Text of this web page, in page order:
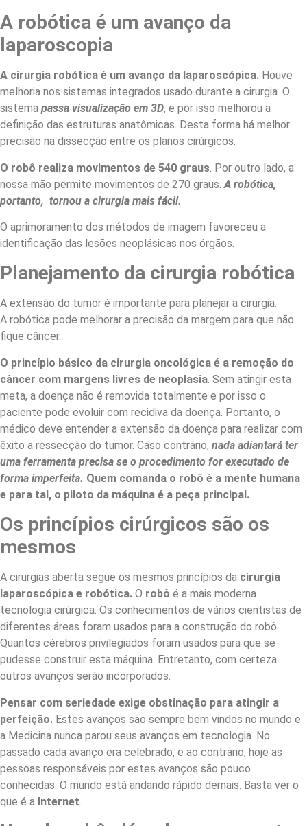
A robótica é um avanço da
laparoscopia
A cirurgia robótica é um avanço da laparoscópica. Houve
melhoria nos sistemas integrados usado durante a cirurgia. O
sistema passa visualização em 3D, e por isso melhorou a
definição das estruturas anatômicas. Desta forma há melhor
precisão na dissecção entre os planos cirúrgicos.
O robô realiza movimentos de 540 graus . Por outro lado, a
nossa mão permite movimentos de 270 graus. A robótica,
portanto, tornou a cirurgia mais fácil.
O aprimoramento dos métodos de imagem favoreceu a
identificação das lesões neoplásicas nos órgãos.
Planejamento da cirurgia robótica
A extensão do tumor é importante para planejar a cirurgia.
A robótica pode melhorar a precisão da margem para que não
fique câncer.
O princípio básico da cirurgia oncológica é a remoção do
câncer com margens livres de neoplasia . Sem atingir esta
meta, a doença não é removida totalmente e por isso o
paciente pode evoluir com recidiva da doença. Portanto, o
médico deve entender a extensão da doença para realizar com
êxito a ressecção do tumor. Caso contrário, nada adiantará ter
uma ferramenta precisa se o procedimento for executado de
forma imperfeita. Quem comanda o robô é a mente humana
e para tal, o piloto da máquina é a peça principal.
Os princípios cirúrgicos são os
mesmos
A cirurgias aberta segue os mesmos princípios da cirurgia
laparoscópica e robótica. O robô é a mais moderna
tecnologia cirúrgica. Os conhecimentos de vários cientistas de
diferentes áreas foram usados para a construção do robô.
Quantos cérebros privilegiados foram usados para que se
pudesse construir esta máquina. Entretanto, com certeza
outros avanços serão incorporados.
Pensar com seriedade exige obstinação para atingir a
perfeição. Estes avanços são sempre bem vindos no mundo e
a Medicina nunca parou seus avanços em tecnologia. No
passado cada avanço era celebrado, e ao contrário, hoje as
pessoas responsáveis por estes avanços são pouco
conhecidas. O mundo está andando rápido demais. Basta ver o
que é a Internet